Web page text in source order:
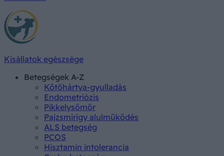
Kisállatok egészsége
Betegségek A-Z
Kötőhártya-gyulladás
Endometriózis
Pikkelysömör
Pajzsmirigy alulműködés
ALS betegség
PCOS
Hisztamin intolerancia